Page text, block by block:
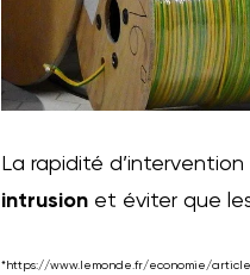
La rapidité
intrusion et éviter que
*https://www.lemonde.fr/economie/